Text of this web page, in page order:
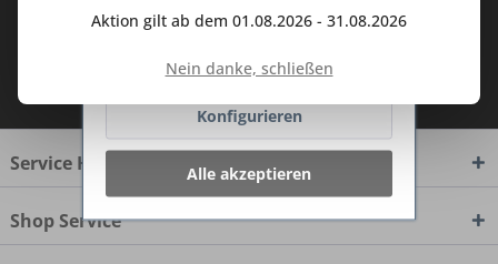
Ich habe dieDatenschutzbestimmungen
Service Hotline
Shop Service
Aktion gilt ab dem 01.08.2026 - 31.08.2026
Nein danke, schließen
Ablehnen
Konfigurieren
Alle akzeptieren